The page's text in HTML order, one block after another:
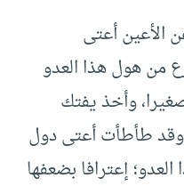
الأعين أعتى
من هول هذا العدو
وأخذ يفتك
وقد طأطأت أعتى دول
إعترافا بضعفها